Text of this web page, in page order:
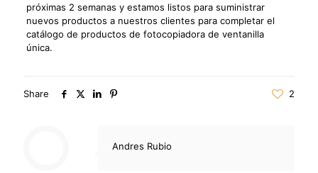
próximas 2 semanas y estamos listos para suministrar
nuevos productos a nuestros clientes para completar el
catálogo de productos de fotocopiadora de ventanilla
única.
Share 2
Andres Rubio